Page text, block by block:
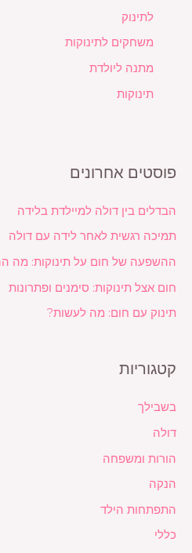
לתינוק
משחקים לתינוקות
מתנה ליולדת
תינוקות
פוסטים אחרונים
הבדלים בין דולה למיילדת בלידה
תמיכה רגשית לאחר לידה עם דולה
ההשפעה של חום על תינוקות: מה
חום אצל תינוקות: סימנים ופתרונות
תינוק עם חום: מה לעשות?
קטגוריות
בשבילך
דולה
הורות ומשפחה
הנקה
התפתחות הילד
כללי